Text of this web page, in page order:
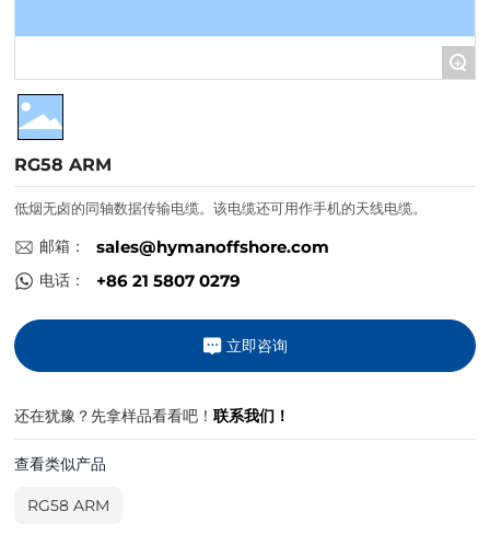
联系我们
+
RG58 ARM
低烟无卤的同轴数据传输电缆。该电缆还可用作手机的天线电缆。
邮箱： sales@hymanoffshore.com
电话： +86 21 5807 0279
立即咨询
还在犹豫？先拿样品看看吧！联系我们！
查看类似产品
RG58 ARM